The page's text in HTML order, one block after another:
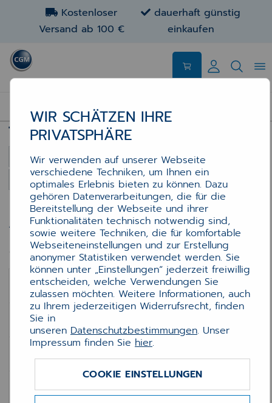
Kostenloser
Versand ab 100 €
dauerhaft günstig
einkaufen
DRUCKERPATRONEN, BÄNDER...
35 Artikel auf 2 Seiten
Tintenpatronen 35 Artikel auf 2 Seiten
Sortierung
Artikel pro Seite
Angebote anzeigen für
Druckerpatronen, Bänder...
Tintenpatronen
Farbbänder
Toner & Trommel etc.
Wartungsboxen/ Abfallbehälter
WIR SCHÄTZEN IHRE
PRIVATSPHÄRE
Wir verwenden auf unserer Webseite
verschiedene Techniken, um Ihnen ein
optimales Erlebnis bieten zu können. Dazu
gehören Datenverarbeitungen, die für die
Bereitstellung der Webseite und ihrer
Funktionalitäten technisch notwendig sind,
sowie weitere Techniken, die für komfortable
Webseiteneinstellungen und zur Erstellung
anonymer Statistiken verwendet werden. Sie
können unter „Einstellungen“ jederzeit freiwillig
entscheiden, welche Verwendungen Sie
zulassen möchten. Weitere Informationen, auch
zu Ihrem jederzeitigen Widerrufsrecht, finden
Sie in
unseren Datenschutzbestimmungen. Unser
Impressum finden Sie hier.
COOKIE EINSTELLUNGEN